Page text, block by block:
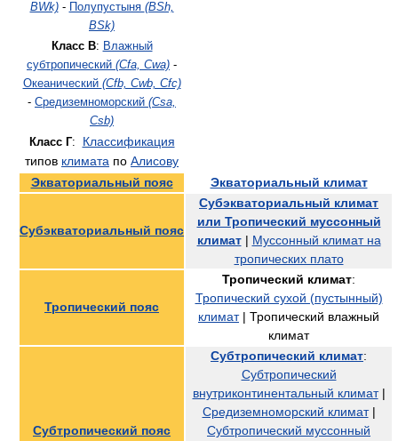
BWk)- Полупустыня (BSh,
BSk)
Класс В: Влажный
субтропический (Cfa, Cwa) -
Океанический (Cfb, Cwb, Cfc)
- Средиземноморский (Csa,
Csb)
Класс Г:
Классификация
типов климата по Алисову
Экваториальный пояс
Экваториальный климат
Субэкваториальный пояс
Субэкваториальный климат
или Тропический муссонный
климат| Муссонный климат на
тропических плато
Тропический пояс
Тропический климат:
Тропический сухой (пустынный)
климат| Тропический влажный
климат
Субтропический пояс
Субтропический климат:
Субтропический
внутриконтинентальный климат|
Средиземноморский климат|
Субтропический муссонный